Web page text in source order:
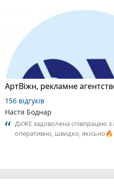
АртВіжн, рекламне
156 відгуків
Настя Боднар
ДУЖЕ задоволена співпрацею з
оперативно, швидко, якісьно🔥